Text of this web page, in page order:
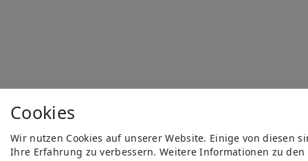
Cookies
Wir nutzen Cookies auf unserer Website. Einige von diesen
Ihre Erfahrung zu verbessern. Weitere Informationen zu